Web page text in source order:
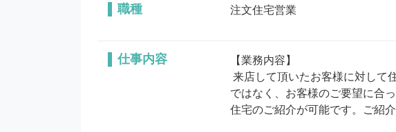
職種 注文住宅営業
仕事内容
【業務内容】
ではなく、お客様のご要望に合
住宅のご紹介が可能です。ご紹